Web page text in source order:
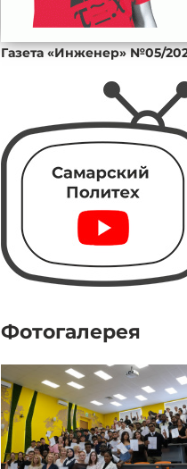
Газета «Инженер» №05/
Фотогалерея